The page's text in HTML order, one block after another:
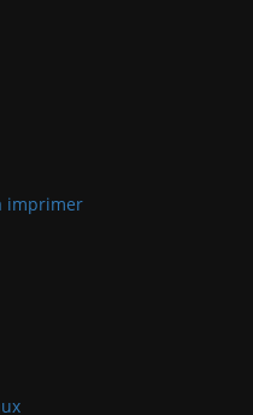
imprimer